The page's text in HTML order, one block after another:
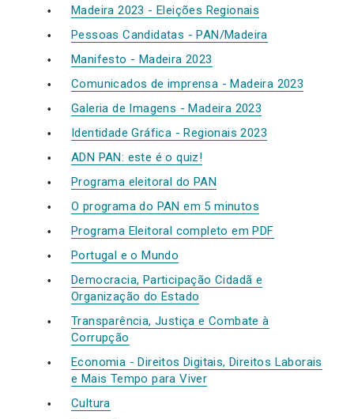
Madeira 2023 - Eleições Regionais
Pessoas Candidatas - PAN/Madeira
Manifesto - Madeira 2023
Comunicados de imprensa - Madeira 2023
Galeria de Imagens - Madeira 2023
Identidade Gráfica - Regionais 2023
ADN PAN: este é o quiz!
Programa eleitoral do PAN
O programa do PAN em 5 minutos
Programa Eleitoral completo em PDF
Portugal e o Mundo
Democracia, Participação Cidadã e
Organização do Estado
Transparência, Justiça e Combate à
Corrupção
Economia - Direitos Digitais, Direitos Laborais
e Mais Tempo para Viver
Cultura